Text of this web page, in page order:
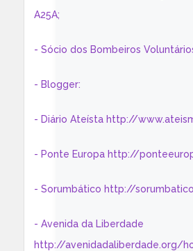
A25A;
- Sócio dos Bombeiros
- Blogger:
- Diário Ateísta http://
- Ponte Europa http://
- Sorumbático http://
- Avenida da Liberdade
http://avenidadaliberdade.org/